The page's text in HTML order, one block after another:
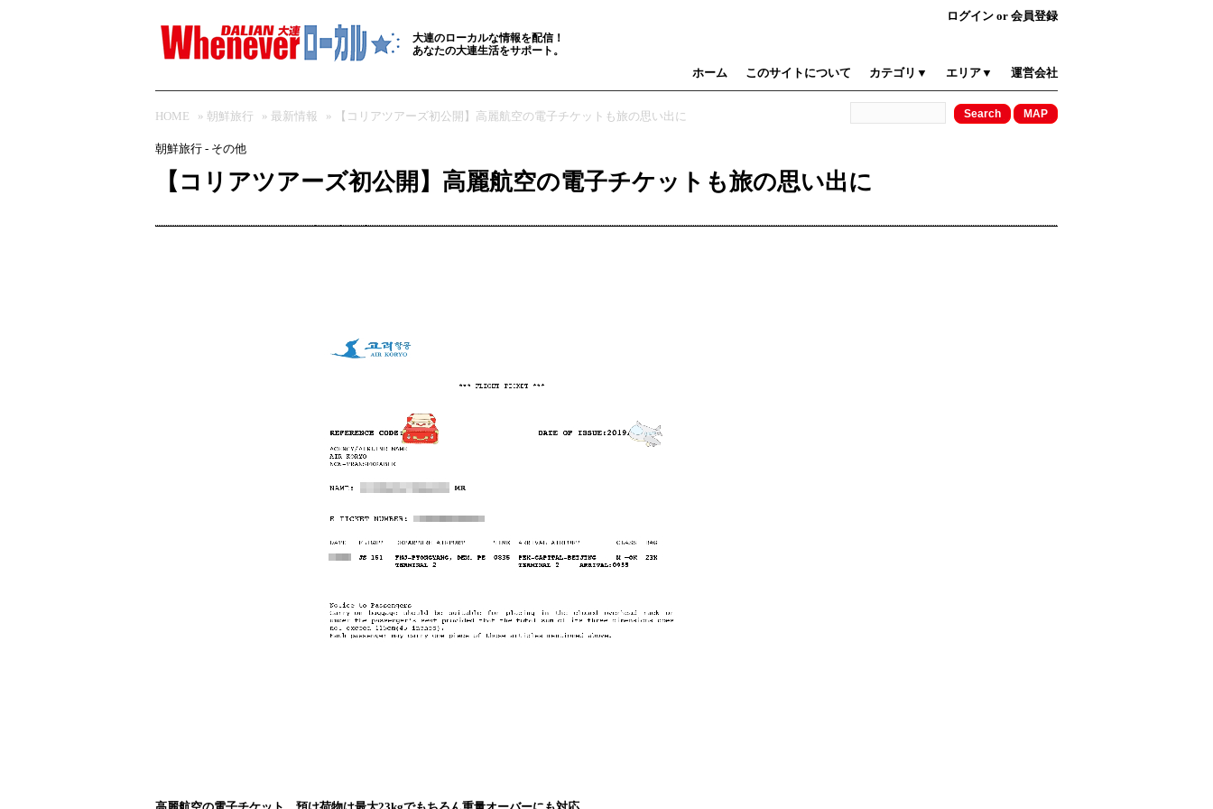
ログイン or 会員登録
大連のローカルな情報を配信！
あなたの大連生活をサポート。
ホーム
このサイトについて カテゴリ▼ エリア▼ 運営会社
HOME » 朝鮮旅行 » 最新情報 » 【コリアツアーズ初公開】高麗航空の電子チケットも旅の思い出に
朝鮮旅行 - その他
【コリアツアーズ初公開】高麗航空の電子チケットも旅の思い出に